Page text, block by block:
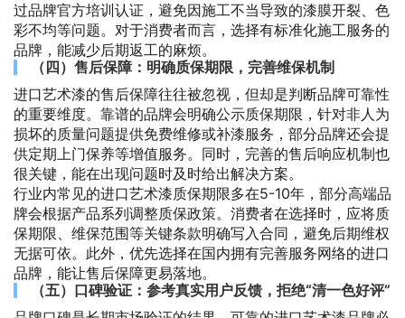
过品牌官方培训认证，避免因施工不当导致的漆膜开裂、色
彩不均等问题。对于消费者而言，选择有标准化施工服务的
品牌，能减少后期返工的麻烦。
（四）售后保障：明确质保期限，完善维保机制
进口艺术漆的售后保障往往被忽视，但却是判断品牌可靠性
的重要维度。靠谱的品牌会明确公示质保期限，针对非人为
损坏的质量问题提供免费维修或补漆服务，部分品牌还会提
供定期上门保养等增值服务。同时，完善的售后响应机制也
很关键，能在出现问题时及时给出解决方案。
行业内常见的进口艺术漆质保期限多在5-10年，部分高端品
牌会根据产品系列调整质保政策。消费者在选择时，应将质
保期限、维保范围等关键条款明确写入合同，避免后期维权
无据可依。此外，优先选择在国内拥有完善服务网络的进口
品牌，能让售后保障更易落地。
（五）口碑验证：参考真实用户反馈，拒绝“清一色好评”